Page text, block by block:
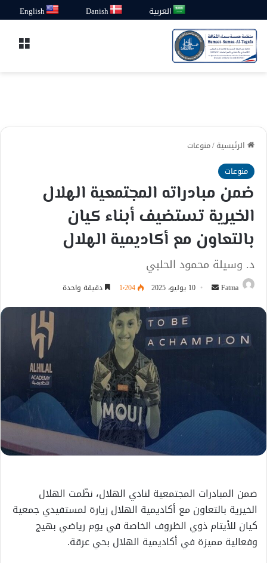
العربية Danish
English
الرئيسية/منوعات
منوعات
ضمن مبادراته المجتمعية الهلال
الخيرية تستضيف أبناء كيان
بالتعاون مع أكاديمية الهلال
د. وسيلة محمود الحلبي
Fatma
أرسل
إلكترونيا
10 يوليو، 2025 1٬204 دقيقة واحدة
ضمن المبادرات المجتمعية لنادي الهلال، نظّمت الهلال
الخيرية بالتعاون مع أكاديمية الهلال زيارة لمستفيدي جمعية
كيان للأيتام ذوي الظروف الخاصة في يوم رياضي بهيج
وفعالية مميزة في أكاديمية الهلال بحي عرقة.